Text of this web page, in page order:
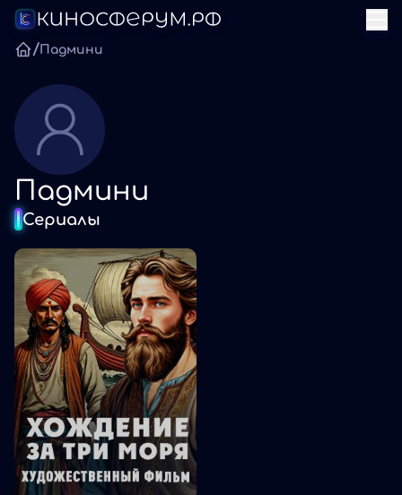
/Падмини
Падмини
Сериалы